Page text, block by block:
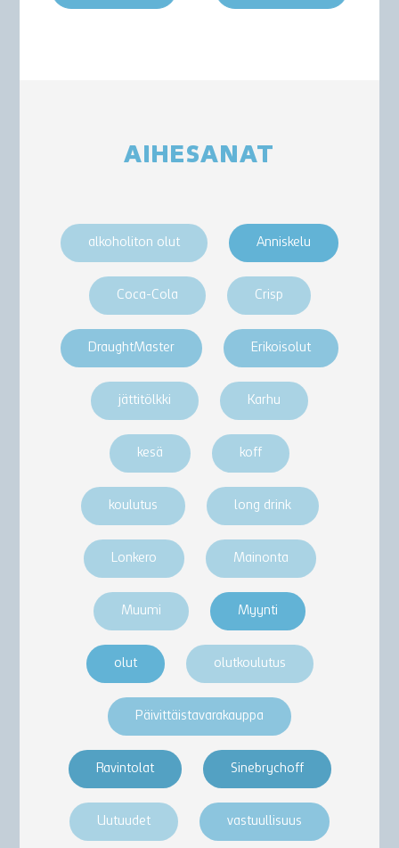
AIHESANAT
alkoholiton olut Anniskelu
Coca-Cola Crisp
DraughtMaster Erikoisolut
jättitölkki Karhu
kesä koff
koulutus long drink
Lonkero Mainonta
Muumi Myynti
olut olutkoulutus
Päivittäistavarakauppa
Ravintolat Sinebrychoff
Uutuudet vastuullisuus